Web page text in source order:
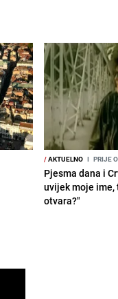
/AKTUELNO I PRIJE
Pjesma dana i
uvijek moje ime,
otvara?"